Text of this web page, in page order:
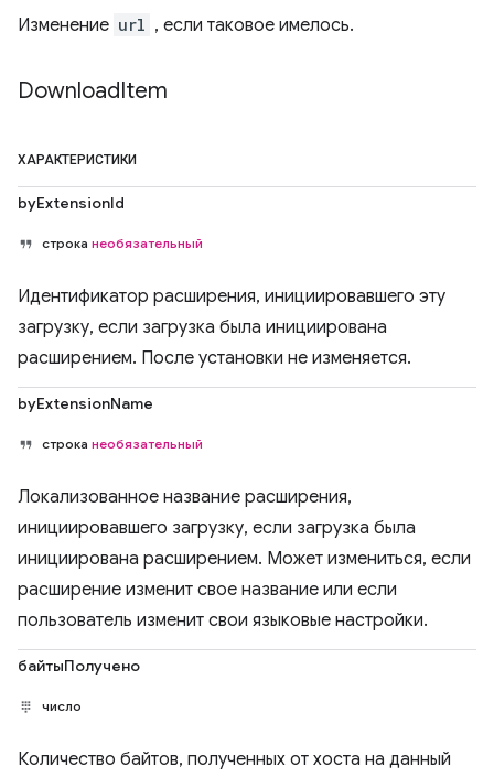
Изменение url , если таковое имелось.
DownloadItem
ХАРАКТЕРИСТИКИ
byExtensionId
строка необязательный
Идентификатор расширения, инициировавшего эту
загрузку, если загрузка была инициирована
расширением. После установки не изменяется.
byExtensionName
строка необязательный
Локализованное название расширения,
инициировавшего загрузку, если загрузка была
инициирована расширением. Может измениться, если
расширение изменит свое название или если
пользователь изменит свои языковые настройки.
байтыПолучено
число
Количество байтов, полученных от хоста на данный